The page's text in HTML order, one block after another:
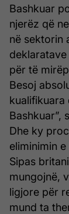
Bashkuar
njerëz që
në sektorin
për të
Besoj
kualifikuara
Bashkuar”,
Dhe ky
eliminimin
Sipas
mungojnë,
ligjore për
mund ta